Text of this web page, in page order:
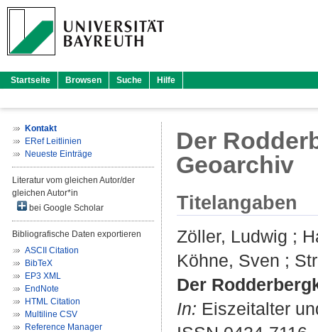
Startseite Browsen Suche Hilfe
Kontakt
ERef Leitlinien
Neueste Einträge
Literatur vom gleichen Autor/der
gleichen Autor*in
bei Google Scholar
Bibliografische Daten exportieren
ASCII Citation
BibTeX
EP3 XML
EndNote
HTML Citation
Multiline CSV
Reference Manager
Der
Geoarchiv
Titelangaben
Zöller, Ludwig ;
Köhne, Sven ;
Der
In: Eiszeitalter